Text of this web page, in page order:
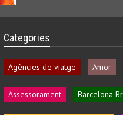
Categories
Agències de viatge Amor
Assessorament Barcelona